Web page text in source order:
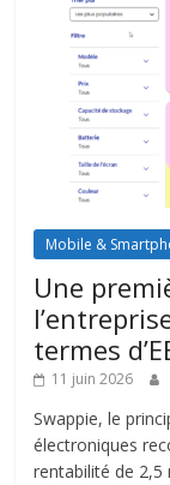
Mobile &
Une
termes
11 juin 2026
Swappie, le
électroniques
rentabilité de 2,5